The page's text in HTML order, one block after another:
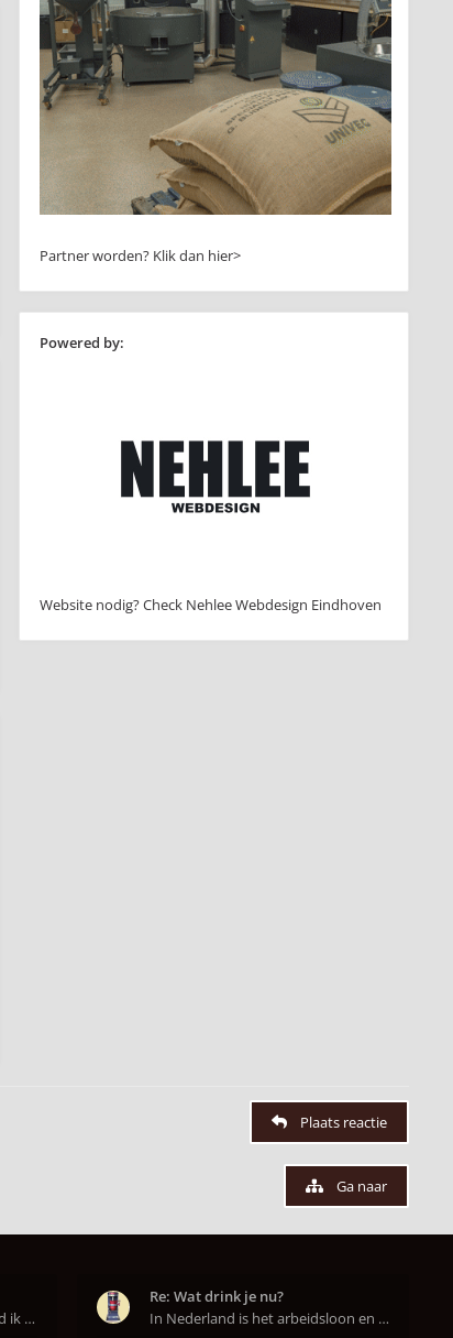
Partner worden? Klik dan hier>
Powered by:
Website nodig? Check Nehlee Webdesign Eindhoven
Plaats reactie
Ga naar
Op aanraden van de barista had ik Purple Rain maa
Re: Wat drink je nu?
In Nederland is het arbeidsloon en de winkelhuur o